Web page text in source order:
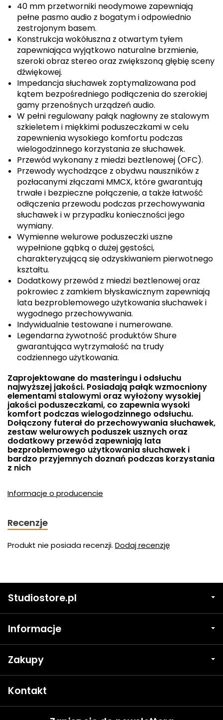
40 mm przetworniki neodymowe zapewniają
pełne pasmo audio z bogatym i odpowiednio
zestrojonym basem.
Konstrukcja wokółuszna z otwartym tyłem
zapewniająca wyjątkowo naturalne brzmienie,
szeroki obraz stereo oraz zwiększoną głębię sceny
dźwiękowej.
Impedancja słuchawek zoptymalizowana pod
kątem bezpośredniego podłączenia do szerokiej
gamy przenośnych urządzeń audio.
W pełni regulowany pałąk nagłowny ze stalowym
szkieletem i miękkimi poduszeczkami w celu
zapewnienia wysokiego komfortu podczas
wielogodzinnego korzystania ze słuchawek.
Przewód wykonany z miedzi beztlenowej (OFC).
Przewody wychodzące z obydwu nauszników z
pozłacanymi złączami MMCX, które gwarantują
trwałe i bezpieczne połączenie, a także łatwość
odłączenia przewodu podczas przechowywania
słuchawek i w przypadku konieczności jego
wymiany.
Wymienne welurowe poduszeczki uszne
wypełnione gąbką o dużej gęstości,
charakteryzującą się odzyskiwaniem pierwotnego
kształtu.
Dodatkowy przewód z miedzi beztlenowej oraz
pokrowiec z zamkiem błyskawicznym zapewniają
lata bezproblemowego użytkowania słuchawek i
wygodnego przechowywania.
Indywidualnie testowane i numerowane.
Legendarna żywotność produktów Shure
gwarantująca wytrzymałość na trudy
codziennego użytkowania.
Zaprojektowane do masteringu i odsłuchu
najwyższej jakości. Posiadają pałąk wzmocniony
elementami stalowymi oraz wyłożony wysokiej
jakości poduszeczkami, co zapewnia wysoki
komfort podczas wielogodzinnego odsłuchu.
Dołączony futerał do przechowywania słuchawek,
zestaw welurowych poduszek usznych oraz
dodatkowy przewód zapewniają lata
bezproblemowego użytkowania słuchawek i
bardzo przyjemnych doznań podczas korzystania
z nich
Informacje o producencie
Recenzje
Produkt nie posiada recenzji. Dodaj recenzję
Studiostore.pl
Informacje
Zakupy
Kontakt